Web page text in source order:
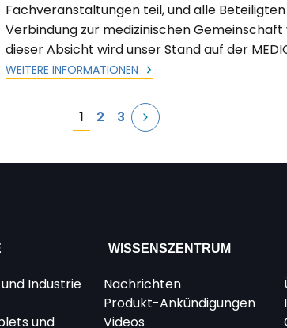
Fachveranstaltungen teil, und alle
Verbindung zur medizinischen
dieser Absicht wird unser Stand auf der
WEITERE INFORMATIONEN
1 2 3
Industrie
und
WISSENSZENTRUM
Nachrichten
Produkt-Ankündigungen
Videos